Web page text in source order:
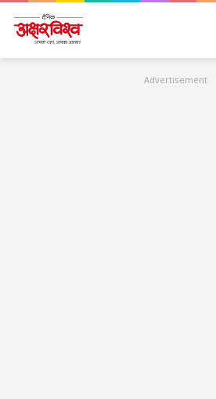
Advertisement